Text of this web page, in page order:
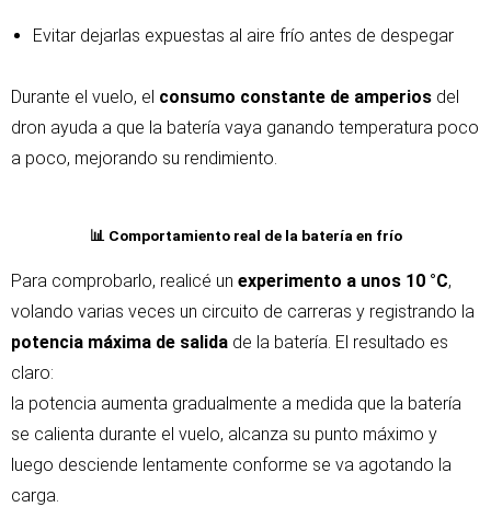
Evitar dejarlas expuestas al aire frío antes de despegar
Durante el vuelo, el consumo constante de amperios del
dron ayuda a que la batería vaya ganando temperatura poco
a poco, mejorando su rendimiento.
📊 Comportamiento real de la batería en frío
Para comprobarlo, realicé un experimento a unos 10 °C,
volando varias veces un circuito de carreras y registrando la
potencia máxima de salida de la batería. El resultado es
claro:
la potencia aumenta gradualmente a medida que la batería
se calienta durante el vuelo, alcanza su punto máximo y
luego desciende lentamente conforme se va agotando la
carga.